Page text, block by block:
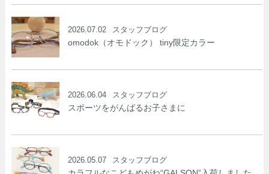
2026.07.02 スタッフブログ
omodok（オモドック） tiny限定カラー
2026.06.04 スタッフブログ
スポーツをがんばるお子さまに
2026.05.07 スタッフブログ